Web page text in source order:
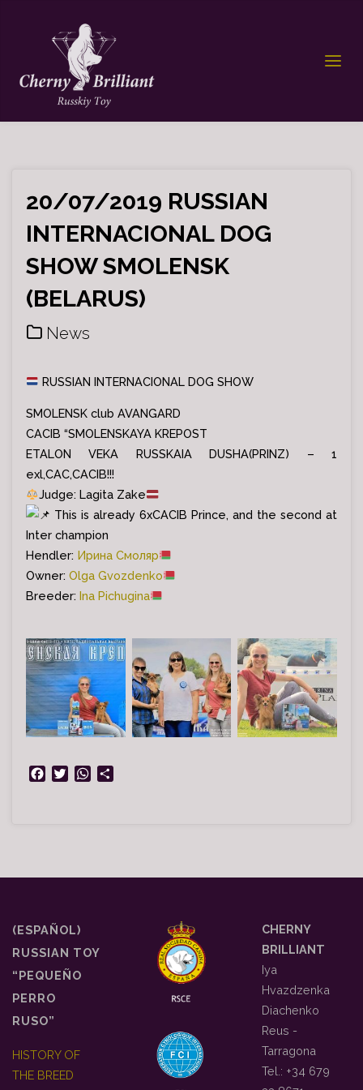
20/07/2019 RUSSIAN
INTERNACIONAL DOG
SHOW SMOLENSK
(BELARUS)
News
RUSSIAN INTERNACIONAL DOG SHOW
SMOLENSK club AVANGARD
CACIB “SMOLENSKAYA KREPOST
ETALON VEKA RUSSKAIA DUSHA(PRINZ) – 1
exl,CAC,CACIB!!!
Judge: Lagita Zake
This is already 6xCACIB Prince, and the second at
Inter champion
Hendler: Ирина Смоляр
Owner:Olga Gvozdenko
Breeder:Ina Pichugina
Facebook
TwitterWhatsApp
(ESPAÑOL)
RUSSIAN TOY
“PEQUEÑO
PERRO
RUSO”
HISTORY OF
THE BREED
CHERNY
BRILLIANT
Iya
Hvazdzenka
Diachenko
Reus -
Tarragona
Tel.: +34 679